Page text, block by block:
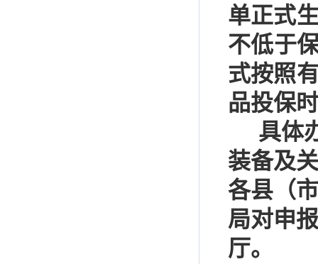
单正式
不低于
式按照
品投保
具体
装备及
各县（
局对申
厅。